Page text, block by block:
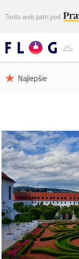
Tento web patrí pod
Najlepšie